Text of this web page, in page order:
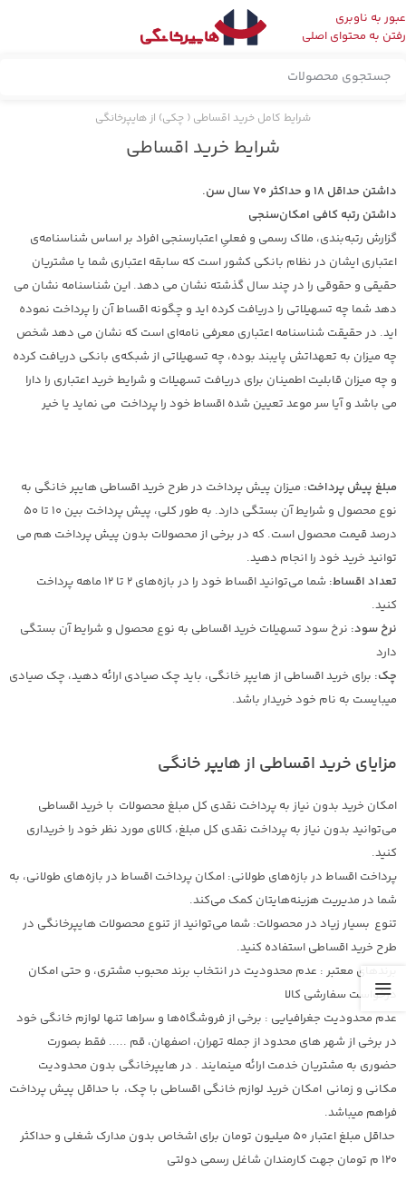
عبور به ناوبری
رفتن به محتوای اصلی
شرایط کامل خرید اقساطی ( چکی) از هایپرخانگی
شرایط خرید اقساطی
داشتن حداقل ۱۸ و حداکثر ۷۰ سال سن.
داشتن رتبه کافی امکان‌سنجی
گزارش رتبه‌بندی، ملاک رسمی و فعلیِ اعتبارسنجی افراد بر اساس شناسنامه‌ی
اعتباری ایشان در نظام بانکی کشور است که سابقه اعتباری شما یا مشتریان
حقیقی و حقوقی را در چند سال گذشته نشان می دهد. این شناسنامه نشان می
دهد شما چه تسهیلاتی را دریافت کرده اید و چگونه اقساط آن را پرداخت نموده
اید. در حقیقت شناسنامه اعتباری معرفی نامه‌ای است که نشان می دهد شخص
چه میزان به تعهداتش پایبند بوده، چه تسهیلاتی از شبکه‌ی بانکی دریافت کرده
و چه میزان قابلیت اطمینان برای دریافت تسهیلات و شرایط خرید اعتباری را دارا
می باشد و آیا سر موعد تعیین شده اقساط خود را پرداخت می نماید یا خیر
مبلغ پیش پرداخت: میزان پیش پرداخت در طرح خرید اقساطی هایپر خانگی به
نوع محصول و شرایط آن بستگی دارد. به طور کلی، پیش پرداخت بین 10 تا 50
درصد قیمت محصول است. که در برخی از محصولات بدون پیش پرداخت هم می
توانید خرید خود را انجام دهید.
تعداد اقساط:
شما می‌توانید اقساط خود را در بازه‌های 2 تا 12 ماهه پرداخت
کنید.
نرخ سود: نرخ سود تسهیلات خرید اقساطی به نوع محصول و شرایط آن بستگی
دارد
چک: برای خرید اقساطی از هایپر خانگی، باید چک صیادی ارائه دهید، چک صیادی
میبایست به نام خود خریدار باشد.
مزایای خرید اقساطی از هایپر خانگی
امکان خرید بدون نیاز به پرداخت نقدی کل مبلغ محصولات با خرید اقساطی
می‌توانید بدون نیاز به پرداخت نقدی کل مبلغ، کالای مورد نظر خود را خریداری
کنید.
پرداخت اقساط در بازه‌های طولانی: امکان پرداخت اقساط در بازه‌های طولانی، به
شما در مدیریت هزینه‌هایتان کمک می‌کند.
تنوع بسیار زیاد در محصولات: شما می‌توانید از تنوع محصولات هایپرخانگی در
طرح خرید اقساطی استفاده کنید.
برندهای معتبر : عدم محدودیت در انتخاب برند محبوب مشتری، و حتی امکان
درخواست سفارشی کالا
عدم محدودیت جغرافیایی : برخی از فروشگاه‌ها و سراها تنها لوازم خانگی خود
در برخی از شهر های محدود از جمله تهران، اصفهان، قم ..... فقط بصورت
حضوری به مشتریان خدمت ارائه مینمایند . در هایپرخانگی بدون محدودیت
مکانی و زمانی امکان خرید لوازم خانگی اقساطی با چک، با حداقل پیش پرداخت
فراهم میباشد.
حداقل مبلغ اعتبار 50 میلیون تومان برای اشخاص بدون مدارک شغلی و حداکثر
120 م تومان جهت کارمندان شاغل رسمی دولتی